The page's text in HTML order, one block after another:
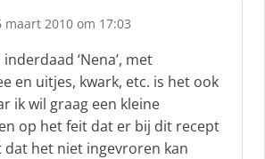
maart 2010 om 17:03
‘Nena’, met
en uitjes, kwark, etc. is het ook
ik wil graag een kleine
op het feit dat er bij dit recept
het niet ingevroren kan